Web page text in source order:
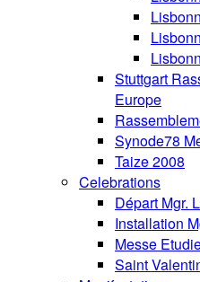
Stuttgart
Europe
Synode78
Taize 2008
Celebrations
Départ Mgr.
Installation
Messe
Saint